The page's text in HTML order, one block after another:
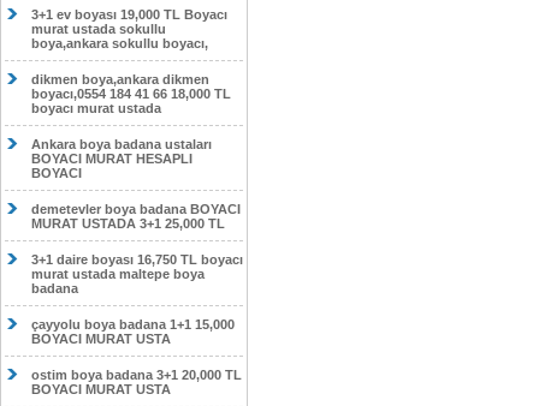
3+1 ev boyası 19,000 TL Boyacı
murat ustada sokullu
boya,ankara sokullu boyacı,
dikmen boya,ankara dikmen
boyacı,0554 184 41 66 18,000 TL
boyacı murat ustada
Ankara boya badana ustaları
BOYACI MURAT HESAPLI
BOYACI
demetevler boya badana BOYACI
MURAT USTADA 3+1 25,000 TL
3+1 daire boyası 16,750 TL boyacı
murat ustada maltepe boya
badana
çayyolu boya badana 1+1 15,000
BOYACI MURAT USTA
ostim boya badana 3+1 20,000 TL
BOYACI MURAT USTA